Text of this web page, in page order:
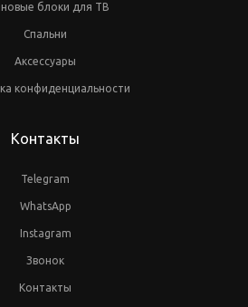
блоки для ТВ
Спальни
Аксессуары
конфиденциальности
Контакты
Telegram
WhatsApp
Instagram
Звонок
Контакты